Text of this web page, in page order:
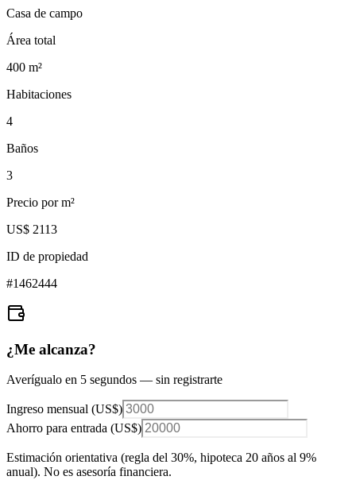
Casa de campo
Área total
400 m²
Habitaciones
4
Baños
3
Precio por m²
US$ 2113
ID de propiedad
#1462444
¿Me alcanza?
Averígualo en 5 segundos — sin registrarte
Ingreso mensual (US$)
Ahorro para entrada (US$)
Estimación orientativa (regla del 30%, hipoteca 20 años al 9%
anual). No es asesoría financiera.